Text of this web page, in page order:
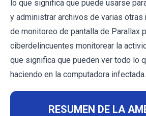
lo que significa que puede usarse
y administrar archivos de varias otras
de monitoreo de pantalla de Parallax
ciberdelincuentes monitorear la
que significa que pueden ver todo lo
haciendo en la computadora infectada.
RESUMEN DE LA